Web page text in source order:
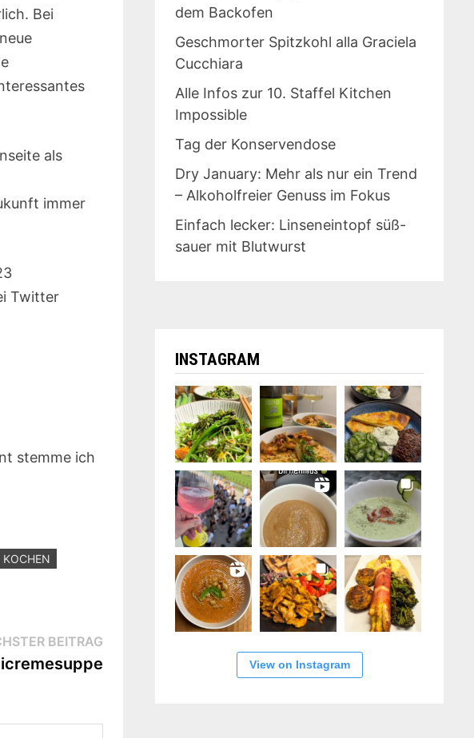
Bei
als
immer
Twitter
stemme ich
KOCHEN
BEITRAG
dem Backofen
Geschmorter Spitzkohl alla Graciela
Cucchiara
Alle Infos zur 10. Staffel Kitchen
Impossible
Tag der Konservendose
Dry January: Mehr als nur ein Trend
– Alkoholfreier Genuss im Fokus
Einfach lecker: Linseneintopf süß-
sauer mit Blutwurst
INSTAGRAM
View on Instagram